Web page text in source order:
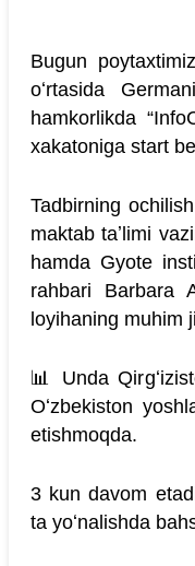
Bugun
oʻrtasida
hamkorlikda
xakatoniga start
Tadbirning
maktab taʼlimi
hamda Gyote
rahbari Barbara
loyihaning muhim
📊 Unda
Oʻzbekiston
etishmoqda.
3 kun davom
ta yoʻnalishda